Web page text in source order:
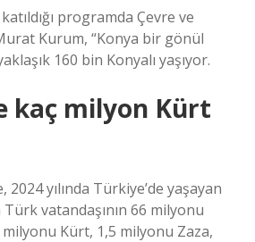
programda Çevre ve
Kurum, “Konya bir gönül
160 bin Konyalı yaşıyor.
kaç milyon Kürt
yılında Türkiye’de yaşayan
vatandaşının 66 milyonu
Kürt, 1,5 milyonu Zaza,